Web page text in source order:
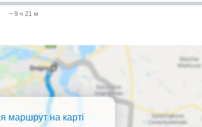
~ 9 ч 21 м
маршрут на карті